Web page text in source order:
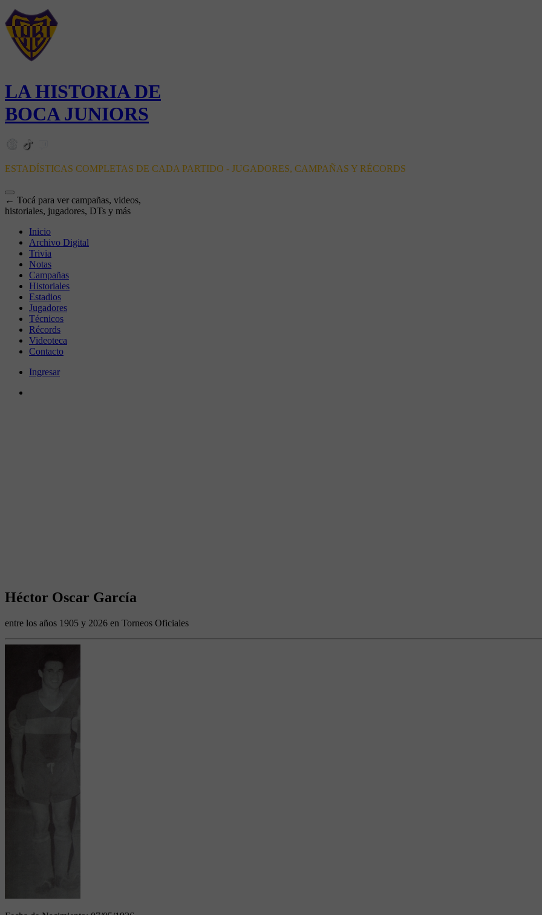
LA HISTORIA DE
BOCA JUNIORS
ESTADÍSTICAS COMPLETAS DE CADA PARTIDO - JUGADORES, CAMPAÑAS Y RÉCORDS
← Tocá para ver campañas, videos,
historiales, jugadores, DTs y más
Inicio
Archivo Digital
Trivia
Notas
Campañas
Historiales
Estadios
Jugadores
Técnicos
Récords
Videoteca
Contacto
Ingresar
Héctor Oscar García
entre los años 1905 y 2026 en Torneos Oficiales